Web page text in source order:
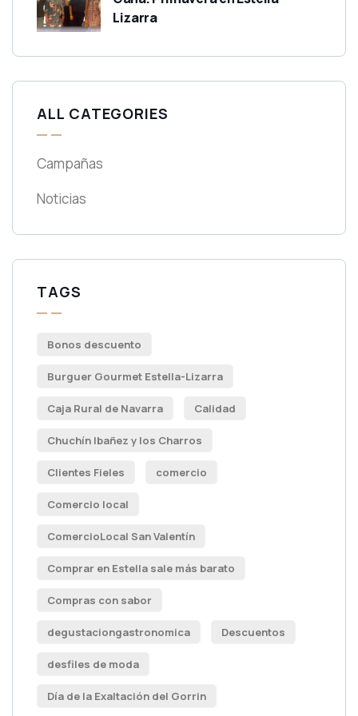
Lizarra
ALL CATEGORIES
Campañas
Noticias
TAGS
Bonos descuento
Burguer Gourmet Estella-Lizarra
Caja Rural de Navarra Calidad
Chuchín Ibañez y los Charros
Clientes Fieles comercio
Comercio local
ComercioLocal San Valentín
Comprar en Estella sale más barato
Compras con sabor
degustaciongastronomica Descuentos
desfiles de moda
Día de la Exaltación del Gorrin